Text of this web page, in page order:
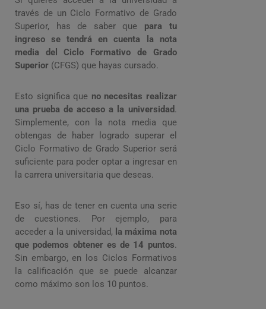
través de un Ciclo Formativo de Grado
Superior, has de saber que para tu
ingreso se tendrá en cuenta la nota
media del Ciclo Formativo de Grado
Superior (CFGS) que hayas cursado.
Esto significa que no necesitas realizar
una prueba de acceso a la universidad.
Simplemente, con la nota media que
obtengas de haber logrado superar el
Ciclo Formativo de Grado Superior será
suficiente para poder optar a ingresar en
la carrera universitaria que deseas.
Eso sí, has de tener en cuenta una serie
de cuestiones. Por ejemplo, para
acceder a la universidad, la máxima nota
que podemos obtener es de 14 puntos.
Sin embargo, en los Ciclos Formativos
la calificación que se puede alcanzar
como máximo son los 10 puntos.